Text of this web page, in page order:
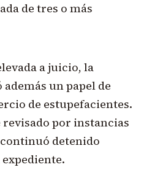
de tres o más
a juicio, la
un papel de
de estupefacientes.
por instancias
detenido